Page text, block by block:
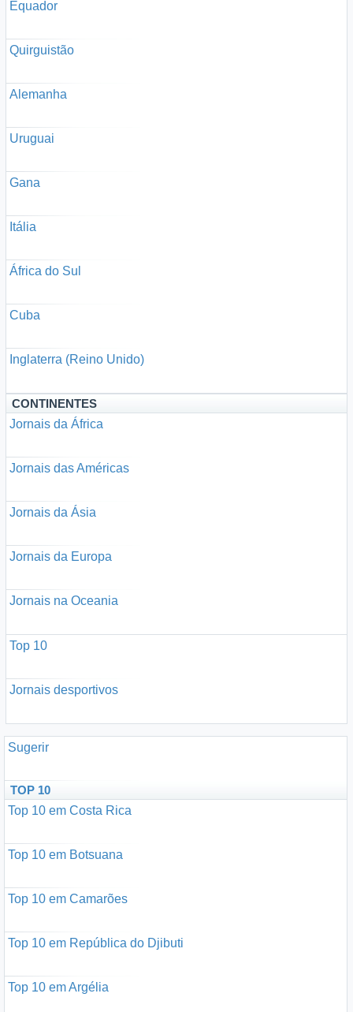
Equador
Quirguistão
Alemanha
Uruguai
Gana
Itália
África do Sul
Cuba
Inglaterra (Reino Unido)
CONTINENTES
Jornais da África
Jornais das Américas
Jornais da Ásia
Jornais da Europa
Jornais na Oceania
Top 10
Jornais desportivos
Sugerir
TOP 10
Top 10 em Costa Rica
Top 10 em Botsuana
Top 10 em Camarões
Top 10 em República do Djibuti
Top 10 em Argélia